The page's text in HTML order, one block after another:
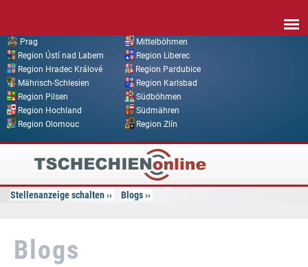
Prag
Mittelböhmen
Region Ústí nad Labem
Region Liberec
Region Hradec Králové
Region Pardubice
Mährisch-Schlesien
Region Karlsbad
Region Pilsen
Südböhmen
Region Hochland
Südmähren
Region Olomouc
Region Zlín
Tschechien
Online
Stellenanzeige schalten Blogs
Blogs